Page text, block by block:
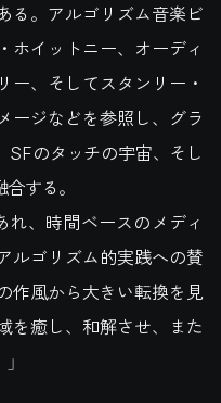
る。アルゴリズム音楽ビ
ホイットニー、オーディ
ー、そしてスタンリー・
ージなどを参照し、グラ
SFのタッチの宇宙、そし
する。
れ、時間ベースのメディ
ルゴリズム的実践への賛
作風から大きい転換を見
を癒し、和解させ、また